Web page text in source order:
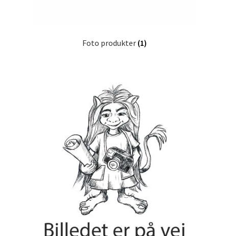
Foto produkter (1)